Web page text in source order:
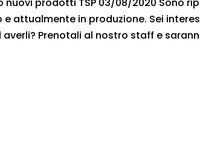
attualmente in produzione. Sei
Prenotali al nostro staff e